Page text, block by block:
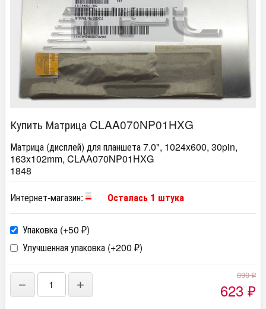
Купить Матрица CLAA070NP01HXG
Матрица (дисплей) для планшета 7.0", 1024x600, 30pin,
163x102mm, CLAA070NP01HXG
1848
Интернет-магазин:
Осталась 1 штука
Упаковка (+50 ₽)
Улучшенная упаковка (+200 ₽)
− +
890₽
623 ₽